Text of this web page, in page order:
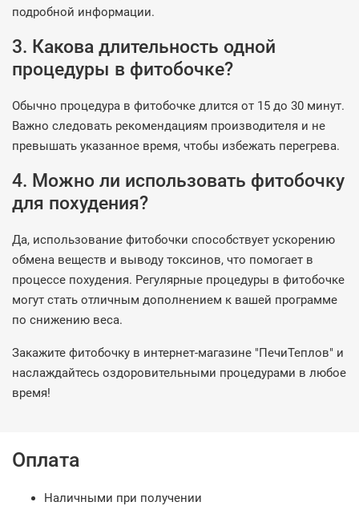
подробной информации.
3. Какова длительность одной
процедуры в фитобочке?
Обычно процедура в фитобочке длится от 15 до 30 минут.
Важно следовать рекомендациям производителя и не
превышать указанное время, чтобы избежать перегрева.
4. Можно ли использовать фитобочку
для похудения?
Да, использование фитобочки способствует ускорению
обмена веществ и выводу токсинов, что помогает в
процессе похудения. Регулярные процедуры в фитобочке
могут стать отличным дополнением к вашей программе
по снижению веса.
Закажите фитобочку в интернет-магазине "ПечиТеплов" и
наслаждайтесь оздоровительными процедурами в любое
время!
Оплата
Наличными при получении